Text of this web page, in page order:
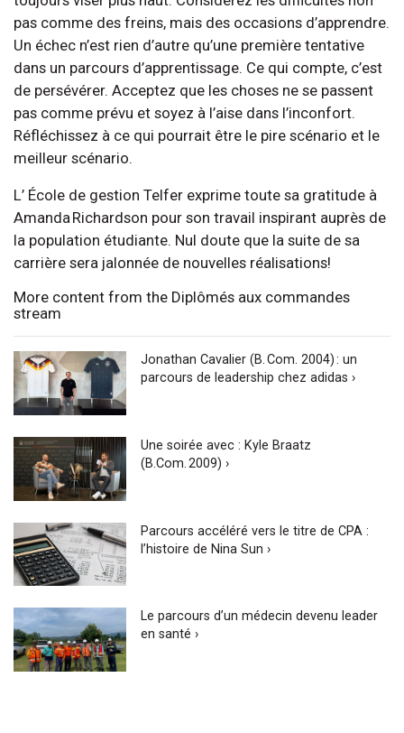
pas comme des freins, mais des occasions d’apprendre.
Un échec n’est rien d’autre qu’une première tentative
dans un parcours d’apprentissage. Ce qui compte, c’est
de persévérer. Acceptez que les choses ne se passent
pas comme prévu et soyez à l’aise dans l’inconfort.
Réfléchissez à ce qui pourrait être le pire scénario et le
meilleur scénario.
L’ École de gestion Telfer exprime toute sa gratitude à
Amanda Richardson pour son travail inspirant auprès de
la population étudiante. Nul doute que la suite de sa
carrière sera jalonnée de nouvelles réalisations!
More content from the Diplômés aux commandes
stream
Jonathan Cavalier (B. Com. 2004) : un
parcours de leadership chez adidas ›
Une soirée avec : Kyle Braatz
(B.Com. 2009) ›
Parcours accéléré vers le titre de CPA :
l’histoire de Nina Sun ›
Le parcours d’un médecin devenu leader
en santé ›